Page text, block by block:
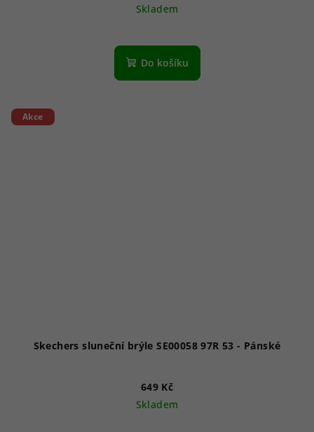
Skladem
Do košíku
Akce
Skechers sluneční brýle SE00058 97R 53 - Pánské
649 Kč
Skladem